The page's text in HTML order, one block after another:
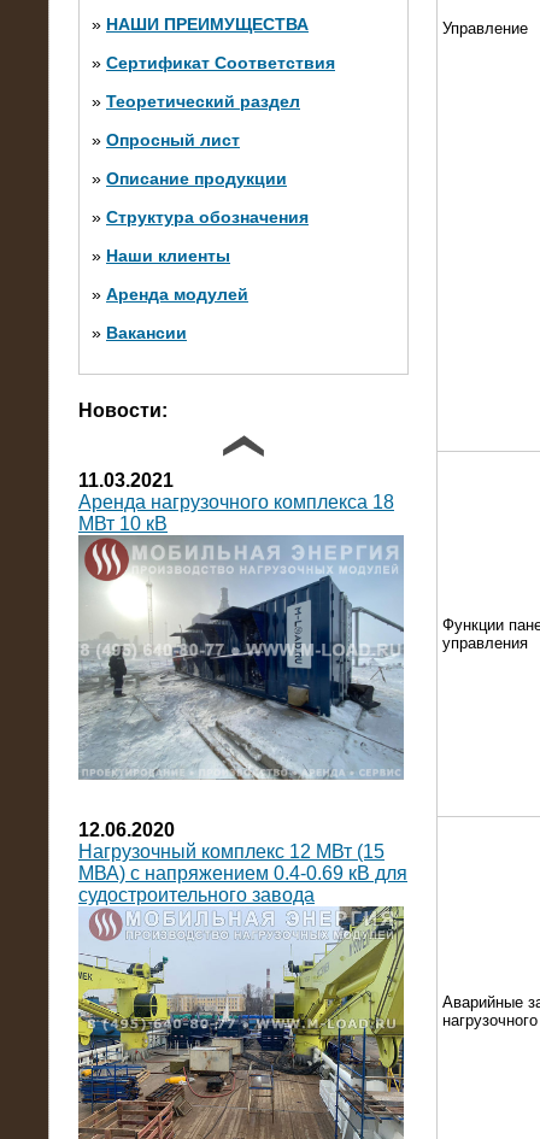
» НАШИ ПРЕИМУЩЕСТВА
» Сертификат Соответствия
» Теоретический раздел
» Опросный лист
» Описание продукции
» Структура обозначения
» Наши клиенты
» Аренда модулей
» Вакансии
Новости:
10.10.2014
Нагрузочный комплекс 20 МВт в 2
яруса (напряжение 6-10 кВ)
11.03.2021
Аренда нагрузочного комплекса 18
МВт 10 кВ
12.06.2020
Нагрузочный комплекс 12 МВт (15
МВА) с напряжением 0.4-0.69 кВ для
судостроительного завода
Управление
Функции
управления
Аварийные